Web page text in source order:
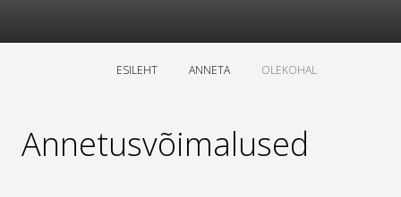
ESILEHT ANNETA OLEKOHAL
Annetusvõimalused